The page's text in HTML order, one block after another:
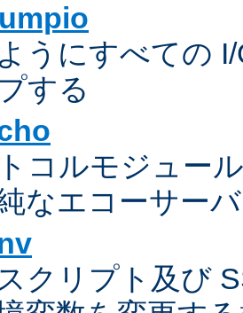
うにすべての
する
コルモジュー
なエコーサーバ
クリプト及び